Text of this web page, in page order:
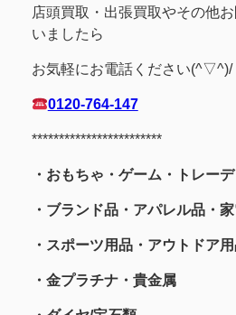
店頭買取・出張買取やその他
いましたら
お気軽にお電話ください(^▽^)/
0120-764-147
************************
・おもちゃ・ゲーム・トレー
・ブランド品・アパレル品・
・スポーツ用品・アウトドア
・金プラチナ・貴金属